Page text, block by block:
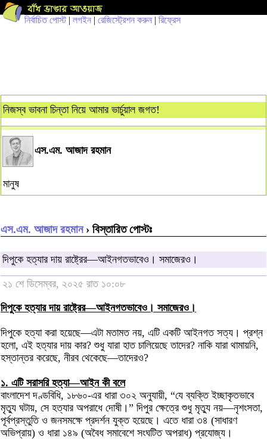
নির্বাচিত পোস্ট| লগইন | রেজিস্ট্রেশন করুন | রিফ্রেস
নিজস্ব ভাবনা চিন্তা নিয়ে আমার ভার্চুয়াল জগত!
এস.এম. আজাদ রহমান
মানুষ
এস.এম. আজাদ রহমান› বিস্তারিত পোস্টঃ
দিপুকে হত্যার দায় রাষ্ট্রের—আইনগতভাবেও। সমাজেরও।
২১ শে ডিসেম্বর, ২০২৫ রাত ১০:০৮
দিপুকে হত্যার দায় রাষ্ট্রের—আইনগতভাবেও। সমাজেরও।
দিপুকে হত্যা করা হয়েছে—এটা মতামত নয়, এটি একটি আইনগত সত্য। প্রশ্ন
হলো, এই হত্যার দায় কার? শুধু যারা হাত চালিয়েছে তাদের? নাকি যারা থামায়নি,
হস্তান্তর করেছে, নীরব থেকেছে—তাদেরও?
১. এটি সরাসরি হত্যা—আইন কী বলে
বাংলাদেশ দণ্ডবিধি, ১৮৬০-এর ধারা ৩০২ অনুযায়ী, “যে ব্যক্তি ইচ্ছাকৃতভাবে
মৃত্যু ঘটায়, সে হত্যার অপরাধে দোষী।” দিপুর ক্ষেত্রে শুধু মৃত্যু নয়—নৃশংসতা,
পূর্বপ্রস্তুতি ও জনসমক্ষে প্রদর্শন যুক্ত হয়েছে। এতে ধারা ৩৪ (সাধারণ
অভিপ্রায়) ও ধারা ১৪৯ (অবৈধ সমাবেশে সংঘটিত অপরাধ) প্রযোজ্য।